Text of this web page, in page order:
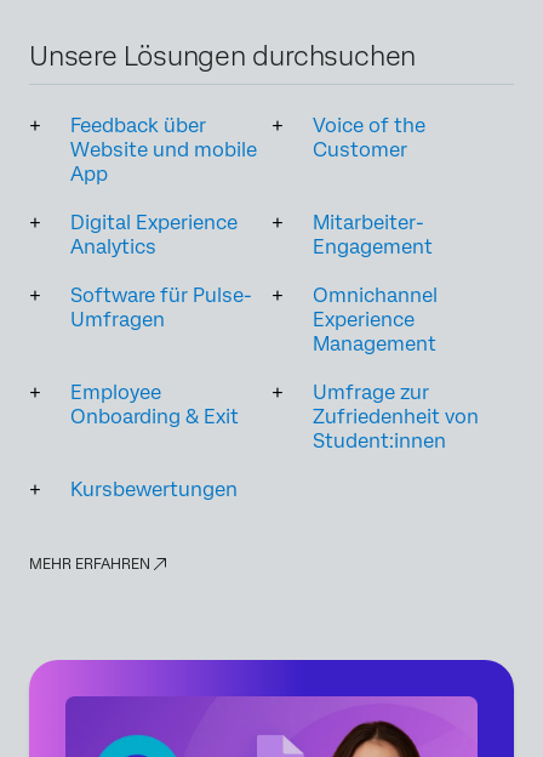
Unsere Lösungen durchsuchen
Feedback über
Website und mobile
App
Voice of the
Customer
Digital Experience
Analytics
Mitarbeiter-
Engagement
Software für Pulse-
Umfragen
Omnichannel
Experience
Management
Employee
Onboarding & Exit
Umfrage zur
Zufriedenheit von
Student:innen
Kursbewertungen
MEHR ERFAHREN